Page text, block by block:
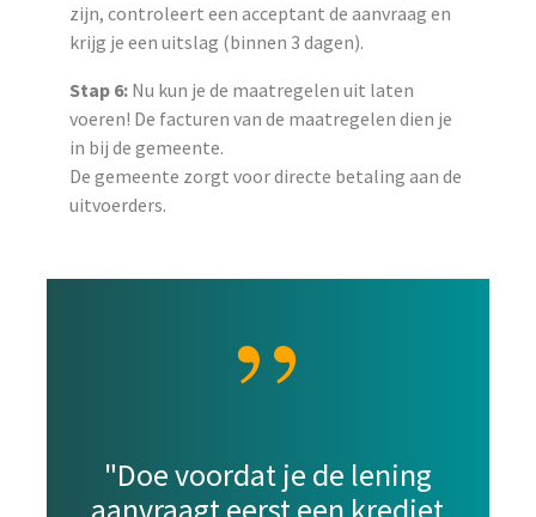
zijn, controleert een acceptant de aanvraag en
krijg je een uitslag (binnen 3 dagen).
Stap 6:Nu kun je de maatregelen uit laten
voeren! De facturen van de maatregelen dien je
in bij de gemeente.
De gemeente zorgt voor directe betaling aan de
uitvoerders.
”
"Doe voordat je de lening